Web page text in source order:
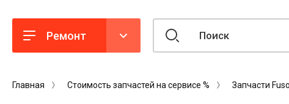
Ремонт
Главная Стоимость запчастей на сервисе % Запчасти